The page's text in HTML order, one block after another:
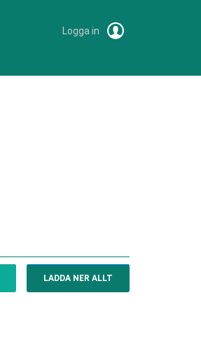
Logga in
LADDA NER ALLT